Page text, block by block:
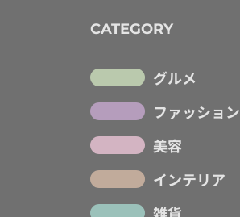
CATEGORY
グルメ
ファッション
美容
インテリア